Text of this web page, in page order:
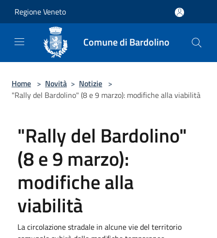
Regione Veneto
Comune di Bardolino
Home > Novità > Notizie >
"Rally del Bardolino" (8 e 9 marzo): modifiche alla viabilità
"Rally del Bardolino"
(8 e 9 marzo):
modifiche alla
viabilità
La circolazione stradale in alcune vie del territorio